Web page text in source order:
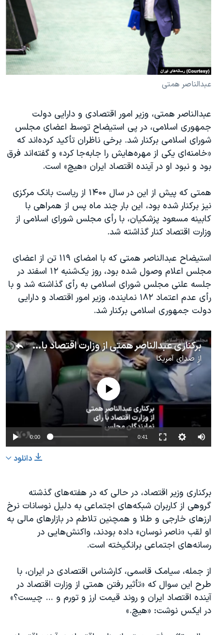
فرهنگ و زندگی
حقوق شهروندی
علم و فناوری
آرشیو پخش زنده
مستندها
انتخابات ریاست جمهوری آمریکا ۲۰۲۴
حمله جمهوری اسلامی به اسرائیل
مجموعه مستندهای دادخواهی
تریبونال مردمی آبان ۹۸
دادگاه حمید نوری
چهل سال گروگان‌گیری
اعتراضات مردمی آبان ۹۸
اسرائیل در جنگ
نرگس محمدی برنده جایزه نوبل صلح
همایش محافظه‌کاران آمریکا «سی‌پک»
صفحه‌های ویژه
سفر پرزیدنت ترامپ به چین
زبانهای مختلف
عبدالناصر همتی
عبدالناصر همتی، وزیر امور اقتصادی و دارایی دولت
جمهوری اسلامی، در پی استیضاح توسط اعضای مجلس
شورای اسلامی برکنار شد. برخی ناظران تأکید کرده‌اند که
«خامنه‌ای یکی از مهره‌هایش را جابه‌جا کرد» و گفته‌اند فرق
بود و نبود او در آینده اقتصاد ایران «هیچ» است.
همتی که پیش از این در سال ۱۴۰۰ از ریاست بانک مرکزی
نیز برکنار شده بود، این بار چند ماه پس از همراهی با
کابینه مسعود پزشکیان، با رأی مجلس شورای اسلامی از
وزارت اقتصاد کنار گذاشته شد.
استیضاح عبدالناصر همتی که با امضای ۱۱۹ تن از اعضای
مجلس اعلام وصول شده بود، روز یک‌شنبه ۱۲ اسفند در
جلسه علنی مجلس شورای اسلامی به رأی گذاشته شد و با
رأی عدم اعتماد ۱۸۲ نماینده، وزیر امور اقتصاد و دارایی
دولت جمهوری اسلامی برکنار شد.
برکناری عبدالناصر همتی از وزارت اقتصاد با رای نمایندگان مجلس
ازصدای آمریکا
720p
1080p
No media source currently available
0:00 0:41
720p
1080p
دانلود
برکناری وزیر اقتصاد، در حالی که در هفته‌های گذشته
گروهی از کاربران شبکه‌های اجتماعی به دلیل نوسانات نرخ
ارزهای خارجی و طلا و همچنین تلاطم در بازارهای مالی به
او لقب «ناصر نوسان» داده بودند، واکنش‌هایی در
رسانه‌های اجتماعی برانگیخته است.
از جمله، سیامک قاسمی، کارشناس اقتصادی در ایران، با
طرح این سوال که «تأثیر رفتن همتی از وزارت اقتصاد در
آینده اقتصاد ایران و روند قیمت ارز و تورم و … چیست؟»
در ایکس نوشت: «هیچ.»